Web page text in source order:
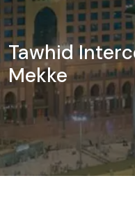
Tawhid
Mekke